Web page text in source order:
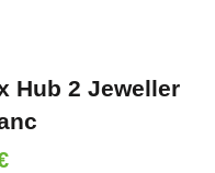
Hub 2 Jeweller